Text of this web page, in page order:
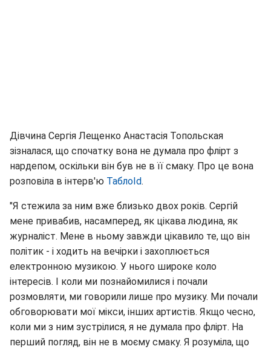
Дівчина Сергія Лещенко Анастасія Топольская
зізналася, що спочатку вона не думала про флірт з
нардепом, оскільки він був не в її смаку. Про це вона
розповіла в інтерв'ю ТаблоId.
"Я стежила за ним вже близько двох років. Сергій
мене привабив, насамперед, як цікава людина, як
журналіст. Мене в ньому завжди цікавило те, що він
політик - і ходить на вечірки і захоплюється
електронною музикою. У нього широке коло
інтересів. І коли ми познайомилися і почали
розмовляти, ми говорили лише про музику. Ми почали
обговорювати мої мікси, інших артистів. Якщо чесно,
коли ми з ним зустрілися, я не думала про флірт. На
перший погляд, він не в моєму смаку. Я розуміла, що